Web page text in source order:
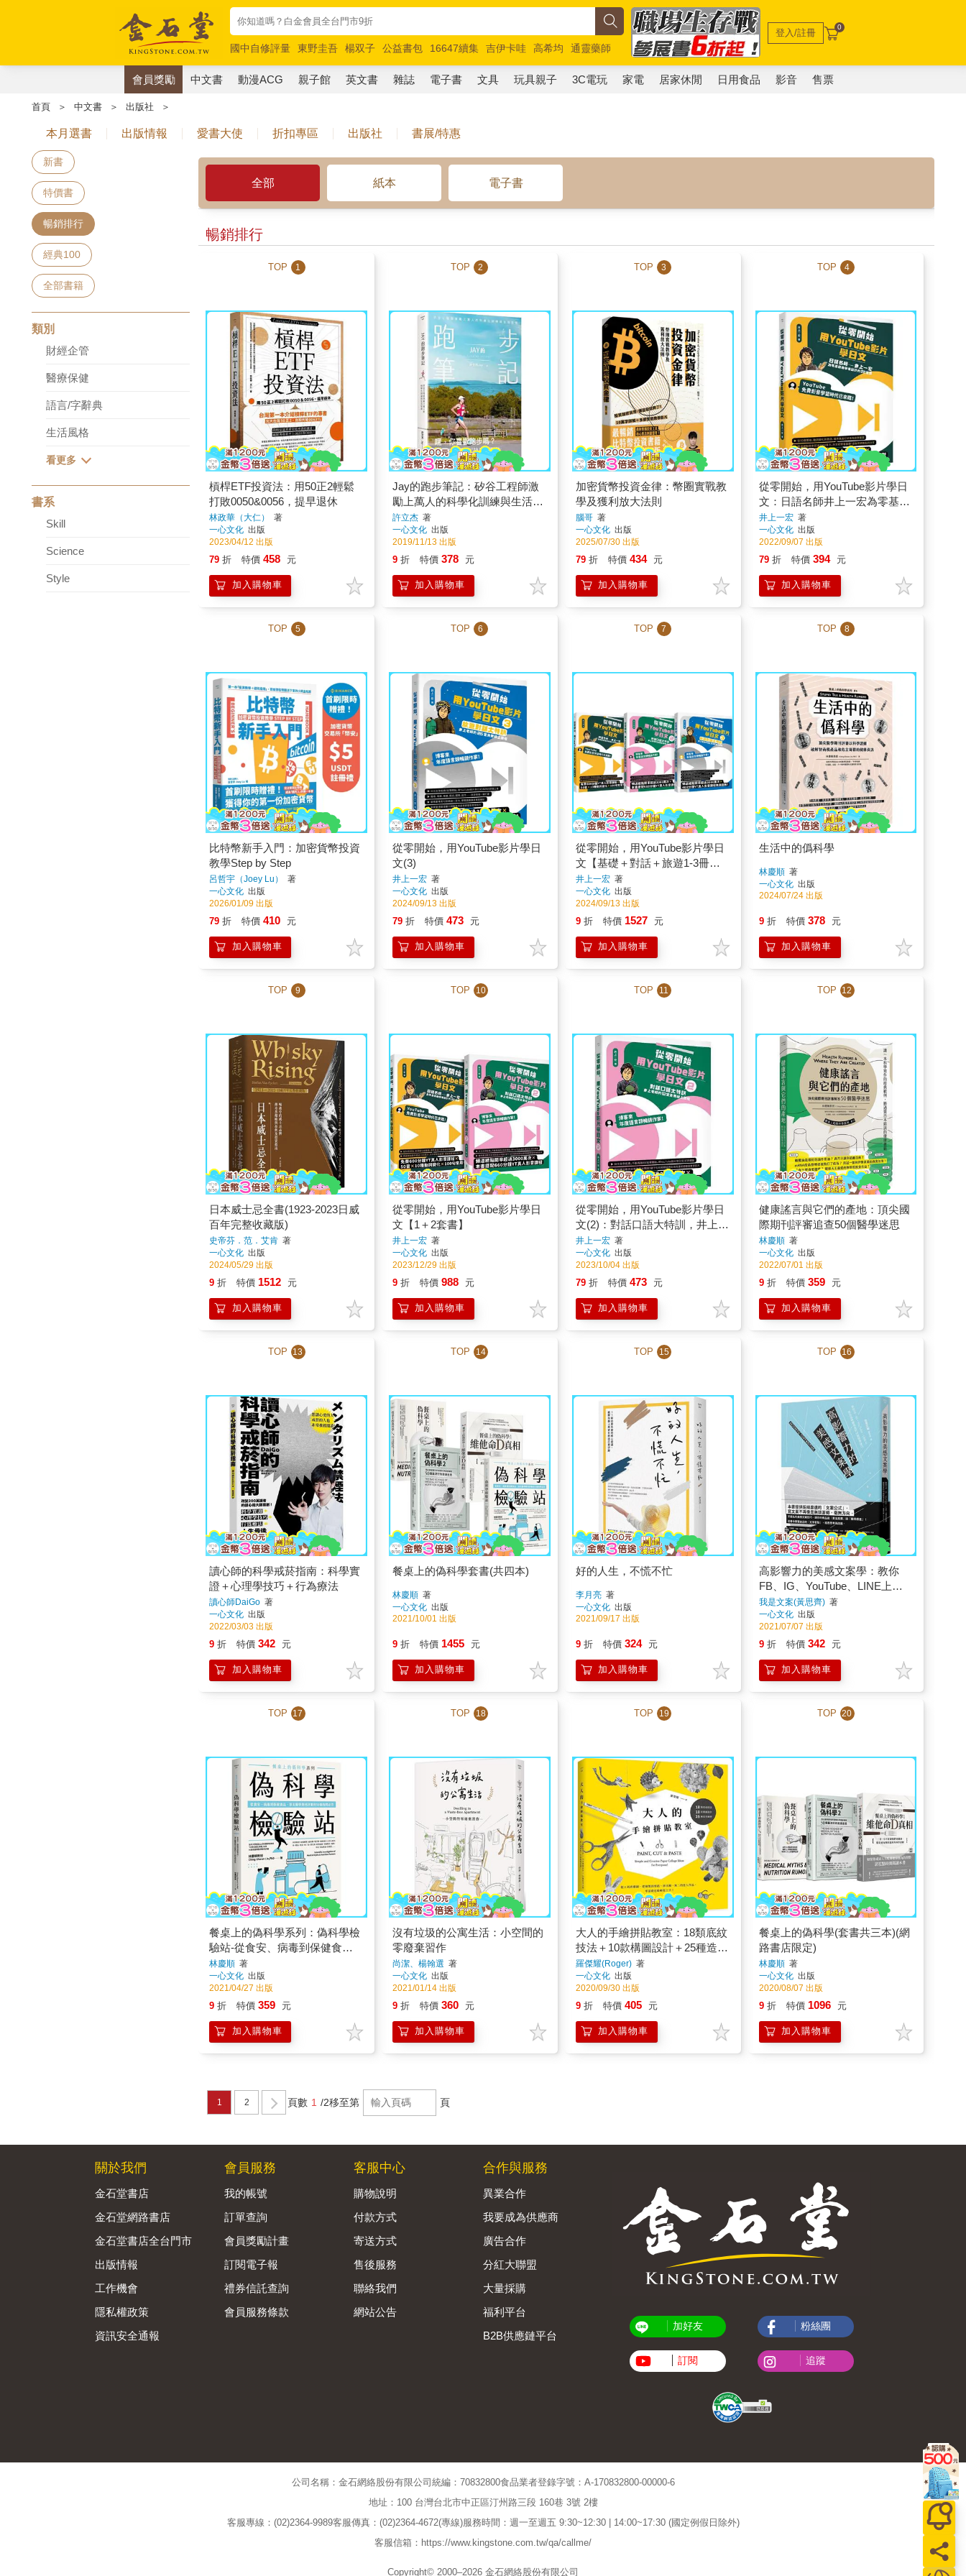
國中自修評量 東野圭吾 楊双子 公益書包 16647續集 吉伊卡哇 高希均
通靈藥師
唯紅花綻放
奧德賽 路邊攤新作 馬斯克 玩具總動員5 超慢跑
登入/註冊 0
會員獎勵 中文書 動漫ACG 親子館 英文書 雜誌 電子書 文具 玩具親子 3C電玩 家電 居家休閒 日用食品 影音 售票
首頁 ＞ 中文書 ＞ 出版社 ＞
本月選書 出版情報 愛書大使 折扣專區 出版社 書展/特惠
新書
特價書
暢銷排行
經典100
全部書籍
類別
財經企管
醫療保健
語言/字辭典
生活風格
書系
Skill
Science
Style
全部 紙本 電子書
暢銷排行
TOP 1
槓桿ETF投資法：用50正2輕鬆
打敗0050&0056，提早退休
林政華（大仁）
著
一心文化 出版
2023/04/12 出版
79 折 特價 458 元
加入購物車
TOP 2
Jay的跑步筆記：矽谷工程師激
勵上萬人的科學化訓練與生活哲
學
許立杰著
一心文化 出版
2019/11/13 出版
9 折 特價 378 元
加入購物車
TOP 3
加密貨幣投資金律：幣圈實戰教
學及獲利放大法則
腦哥著
一心文化 出版
2025/07/30 出版
79 折 特價 434 元
加入購物車
TOP 4
從零開始，用YouTube影片學日
文：日語名師井上一宏為零基礎
自學者設計的22堂線上影音課
井上一宏著
一心文化 出版
2022/09/07 出版
79 折 特價 394 元
加入購物車
TOP 5
比特幣新手入門：加密貨幣投資
教學Step by Step
呂哲宇（Joey Lu）
著
一心文化 出版
2026/01/09 出版
79 折 特價 410 元
加入購物車
TOP 6
從零開始，用YouTube影片學日
文(3)
井上一宏著
一心文化 出版
2024/09/13 出版
79 折 特價 473 元
加入購物車
TOP 7
從零開始，用YouTube影片學日
文【基礎＋對話＋旅遊1-3冊套
書】
井上一宏著
一心文化 出版
2024/09/13 出版
9 折 特價 1527 元
加入購物車
TOP 8
生活中的僞科學
林慶順著
一心文化 出版
2024/07/24 出版
9 折 特價 378 元
加入購物車
TOP 9
日本威士忌全書(1923-2023日威
百年完整收藏版)
史帝芬．范．艾肯 著
一心文化 出版
2024/05/29 出版
9 折 特價 1512 元
加入購物車
TOP 10
從零開始，用YouTube影片學日
文【1＋2套書】
井上一宏著
一心文化 出版
2023/12/29 出版
9 折 特價 988 元
加入購物車
TOP 11
從零開始，用YouTube影片學日
文(2)：對話口語大特訓，井上老
師的12堂免費線上課程
井上一宏著
一心文化 出版
2023/10/04 出版
79 折 特價 473 元
加入購物車
TOP 12
健康謠言與它們的產地：頂尖國
際期刊評審追查50個醫學迷思
林慶順著
一心文化 出版
2022/07/01 出版
9 折 特價 359 元
加入購物車
TOP 13
讀心師的科學戒菸指南：科學實
證＋心理學技巧＋行為療法
讀心師DaiGo 著
一心文化 出版
2022/03/03 出版
9 折 特價 342 元
加入購物車
TOP 14
餐桌上的偽科學套書(共四本)
林慶順著
一心文化 出版
2021/10/01 出版
9 折 特價 1455 元
加入購物車
TOP 15
好的人生，不慌不忙
李月亮著
一心文化 出版
2021/09/17 出版
9 折 特價 324 元
加入購物車
TOP 16
高影響力的美感文案學：教你
FB、IG、YouTube、LINE上寫
出品味變現金的18個精準技巧
我是文案(黃思齊)著
一心文化 出版
2021/07/07 出版
9 折 特價 342 元
加入購物車
TOP 17
餐桌上的偽科學系列：偽科學檢
驗站-從食安、病毒到保健食
品，頂尖醫學期刊評審的50個有
問必答
林慶順 著
一心文化 出版
2021/04/27 出版
9 折 特價 359 元
加入購物車
TOP 18
沒有垃圾的公寓生活：小空間的
零廢棄習作
尚潔、楊翰選 著
一心文化 出版
2021/01/14 出版
9 折 特價 360 元
加入購物車
TOP 19
大人的手繪拼貼教室：18類底紋
技法＋10款構圖設計＋25種造型
練習，從0開始的7堂紓壓創意
課！
羅傑耀(Roger)著
一心文化 出版
2020/09/30 出版
9 折 特價 405 元
加入購物車
TOP 20
餐桌上的偽科學(套書共三本)(網
路書店限定)
林慶順著
一心文化 出版
2020/08/07 出版
9 折 特價 1096 元
加入購物車
1 2 頁數 1 /2移至第 頁
關於我們
金石堂書店
金石堂網路書店
金石堂書店全台門市
出版情報
工作機會
隱私權政策
資訊安全通報
會員服務
我的帳號
訂單查詢
會員獎勵計畫
訂閱電子報
禮券信託查詢
會員服務條款
客服中心
購物說明
付款方式
寄送方式
售後服務
聯絡我們
網站公告
合作與服務
異業合作
我要成為供應商
廣告合作
分紅大聯盟
大量採購
福利平台
B2B供應鏈平台
加好友
訂閱
粉絲團
追蹤
公司名稱：金石網絡股份有限公司 統編：70832800食品業者登錄字號：A-170832800-00000-6
地址：100 台灣台北市中正區汀州路三段 160巷 3號 2樓
客服專線：(02)2364-9989客服傳真：(02)2364-4672(專線)服務時間：週一至週五 9:30~12:30 | 14:00~17:30 (國定例假日除外)
客服信箱：https://www.kingstone.com.tw/qa/callme/
Copyright© 2000–2026 金石網絡股份有限公司